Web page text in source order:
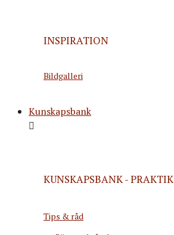
INSPIRATION
Bildgalleri
Kunskapsbank
KUNSKAPSBANK - PRAKTIK
Tips & råd